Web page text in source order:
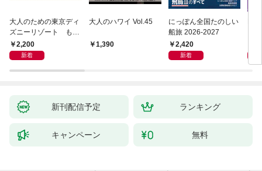
大人のための東京ディ
ズニーリゾート もっ
とやさしいガイド
2,200
新着
大人のハワイ Vol.45
1,390
にっぽん全国たのしい
船旅 2026-2027
2,420
新着
新刊配信予定 ランキング
キャンペーン 無料